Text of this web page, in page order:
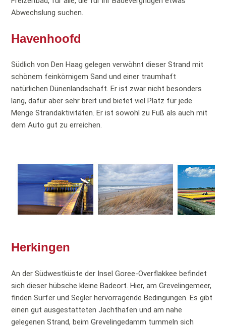
Abwechslung suchen.
Havenhoofd
Südlich von Den Haag gelegen verwöhnt dieser Strand mit
schönem feinkörnigem Sand und einer traumhaft
natürlichen Dünenlandschaft. Er ist zwar nicht besonders
lang, dafür aber sehr breit und bietet viel Platz für jede
Menge Strandaktivitäten. Er ist sowohl zu Fuß als auch mit
dem Auto gut zu erreichen.
Herkingen
An der Südwestküste der Insel Goree-Overflakkee befindet
sich dieser hübsche kleine Badeort. Hier, am Grevelingemeer,
finden Surfer und Segler hervorragende Bedingungen. Es gibt
einen gut ausgestatteten Jachthafen und am nahe
gelegenen Strand, beim Grevelingedamm tummeln sich